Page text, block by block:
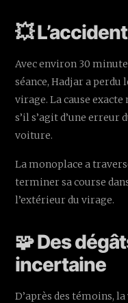
💥
Avec environ 30
séance, Hadjar a perdu
virage. La cause exacte
s’il s’agit d’une erreur
voiture.
La monoplace a
terminer sa course
l’extérieur du virage.
🧩 Des
incertaine
D’après des témoins,